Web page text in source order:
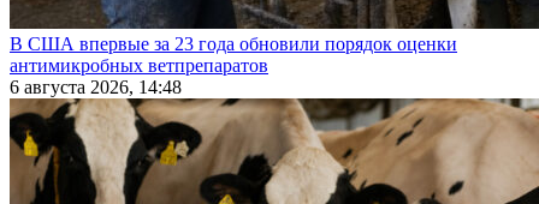
В США впервые за 23 года обновили порядок оценки
антимикробных ветпрепаратов
6 августа 2026, 14:48